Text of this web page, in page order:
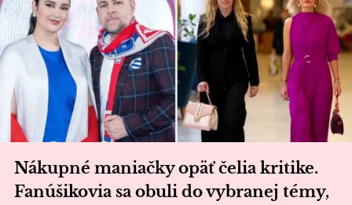
Nákupné maniačky opäť čelia kritike.
Fanúšikovia sa obuli do vybranej témy,